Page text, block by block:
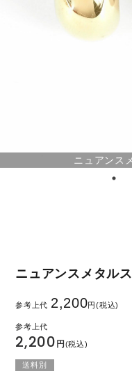
ニュアンス
ニュアンスメタル
参考上代 2,200円(税込)
2,200 円(税込)
送料別